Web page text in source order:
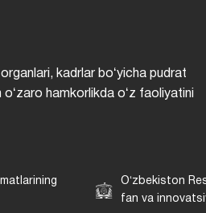
kadrlar boʻyicha pudrat
hamkorlikda oʻz faoliyatini
Oʻzbekiston
fan va